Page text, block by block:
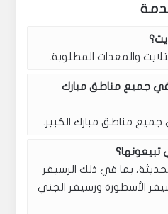
والمعدات المطلوبة.
جميع مناطق مبارك
مناطق مبارك الكبير.
تبيعونها؟
بما في ذلك الرسيفر
الأسطورة ورسيفر الجني